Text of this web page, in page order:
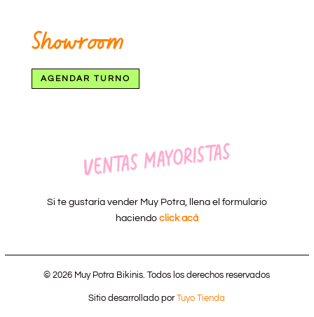
Showroom
AGENDAR TURNO
Ventas mayoristas
Si te gustaría vender Muy Potra, llena el formulario
haciendo click acá
© 2026 Muy Potra Bikinis. Todos los derechos reservados
Sitio desarrollado porTuyo Tienda